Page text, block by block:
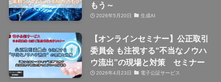
もう～
2026年5月20日 生成AI
【オンラインセミナー】公正取引
委員会 も注視する“不当なノウハ
ウ流出”の現場と対策 セミナー
2026年4月23日 電子公証サービス